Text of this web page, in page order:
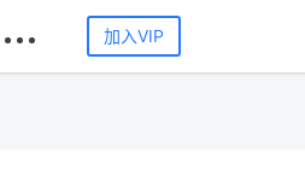
加入VIP